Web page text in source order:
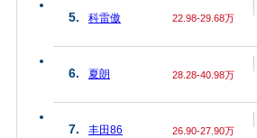
5. 科雷傲 22.98-29.68万
6. 夏朗 28.28-40.98万
7. 丰田86 26.90-27.90万